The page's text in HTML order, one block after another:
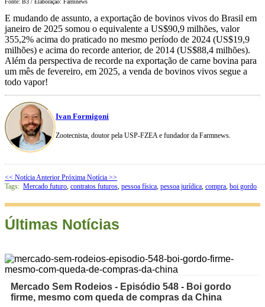
Fonte: B3 / Elaboração: Farmnews
E mudando de assunto, a exportação de bovinos vivos do Brasil em
janeiro de 2025 somou o equivalente a US$90,9 milhões, valor
355,2% acima do praticado no mesmo período de 2024 (US$19,9
milhões) e acima do recorde anterior, de 2014 (US$88,4 milhões).
Além da perspectiva de recorde na exportação de carne bovina para
um mês de fevereiro, em 2025, a venda de bovinos vivos segue a
todo vapor!
Ivan Formigoni
Zootecnista, doutor pela USP-FZEA e fundador da Farmnews.
<< Notícia Anterior Próxima Notícia >>
Tags: Mercado futuro, contratos futuros, pessoa física, pessoa jurídica, compra, boi gordo
Últimas Notícias
Mercado Sem Rodeios - Episódio 548 - Boi gordo
firme, mesmo com queda de compras da China